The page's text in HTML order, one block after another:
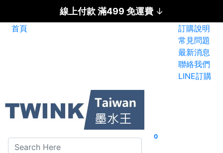
線上付款 滿499 免運費 ↓
首頁
碳粉匣全面特惠價
訂購說明
常見問題
最新消息
聯絡我們
LINE訂購
0